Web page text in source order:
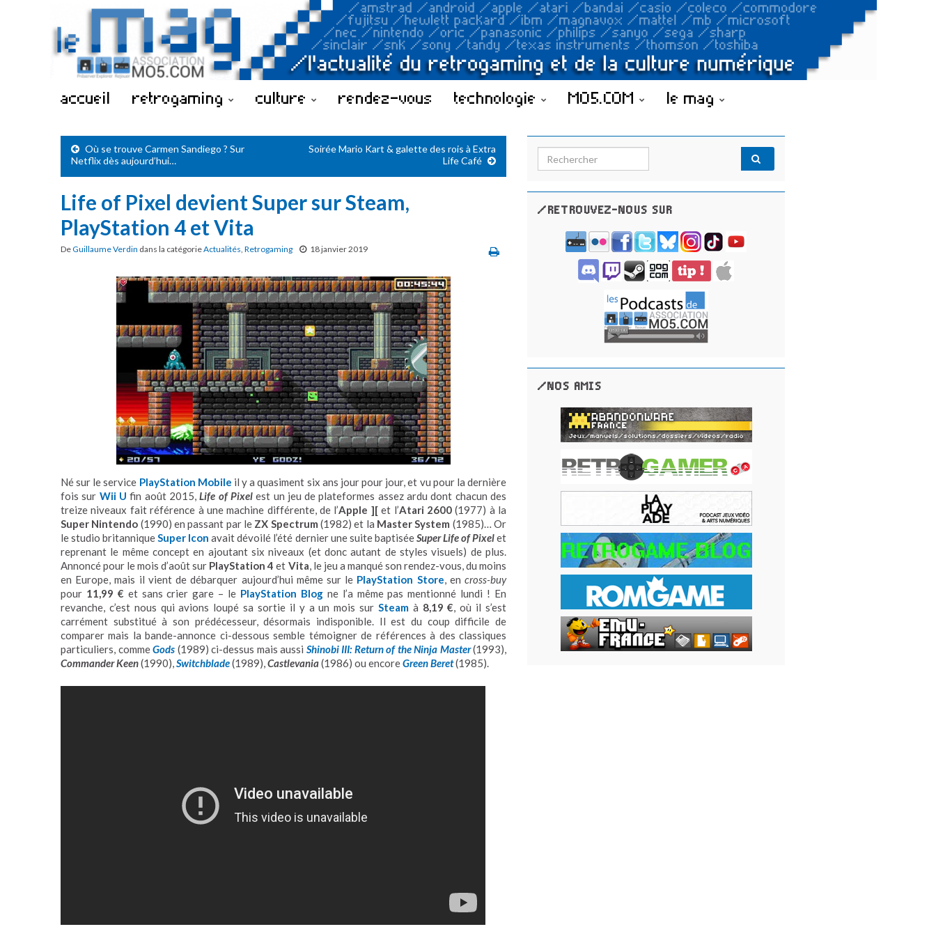
accueil retrogaming culture rendez-vous technologie MO5.COM le mag
Où se trouve Carmen Sandiego ? Sur
Netflix dès aujourd’hui…
Soirée Mario Kart & galette des rois à Extra
Life Café
Life of Pixel devient Super sur Steam,
PlayStation 4 et Vita
DeGuillaume Verdin dans la catégorieActualités, Retrogaming 18 janvier 2019
Né sur le service PlayStation Mobile il y a quasiment six ans jour pour jour, et vu pour la dernière
fois sur Wii U fin août 2015,Life of Pixelest un jeu de plateformes assez ardu dont chacun des
treize niveaux fait référence à une machine différente, de l’Apple ][et l’Atari 2600(1977) à la
Super Nintendo (1990) en passant par le ZX Spectrum (1982) et la Master System (1985)… Or
le studio britanniqueSuper Icon avait dévoilé l’été dernier une suite baptiséeSuper Life of Pixelet
reprenant le même concept en ajoutant six niveaux (et donc autant de styles visuels) de plus.
Annoncé pour le mois d’août sur PlayStation 4 et Vita, le jeu a manqué son rendez-vous, du moins
en Europe, mais il vient de débarquer aujourd’hui même sur le PlayStation Store, encross-buy
pour 11,99 € et sans crier gare – le PlayStation Blogne l’a même pas mentionné lundi ! En
revanche, c’est nous qui avions loupé sa sortie il y a un mois sur Steamà 8,19 €, où il s’est
carrément substitué à son prédécesseur, désormais indisponible. Il est du coup difficile de
comparer mais la bande-annonce ci-dessous semble témoigner de références à des classiques
particuliers, commeGods (1989) ci-dessus mais aussi Shinobi III: Return of the Ninja Master(1993),
Commander Keen(1990),Switchblade(1989),Castlevania(1986) ou encoreGreen Beret(1985).
Search for:
/RETROUVEZ-NOUS SUR
/NOS AMIS